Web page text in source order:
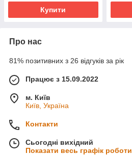
Купити
Про нас
81% позитивних з 26 відгуків за рік
Працює з 15.09.2022
м. Київ
Київ, Україна
Контакти
Сьогодні вихідний
Показати весь графік роботи